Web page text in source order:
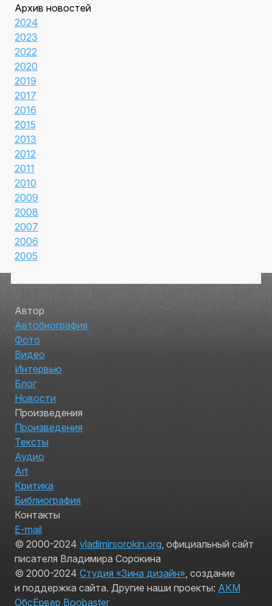
Архив новостей
2024
2023
2022
2020
2019
2017
2016
2015
2013
2012
2011
2010
2009
2008
2007
2006
2005
Автор
Автобиография
Фото
Видео
Интервью
Блог
Новости
Произведения
Произведения
Тексты
Аудио
Art
Критика
Библиография
Контакты
E-mail
© 2000-2024 vladimirsorokin.org , официальный сайт
писателя Владимира Сорокина
© 2000-2024 Студия «Зина дизайн» , создание
и поддержка сайта. Другие наши проекты: AKM
ОбсЁрвер Boobaster